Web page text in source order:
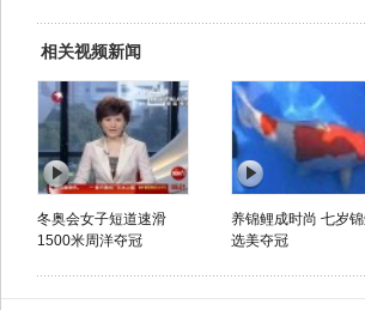
相关视频新闻
冬奥会女子短道速滑
1500米周洋夺冠
养锦鲤成时尚 七岁
选美夺冠